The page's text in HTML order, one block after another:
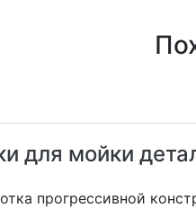
для мойки
прогрессивной